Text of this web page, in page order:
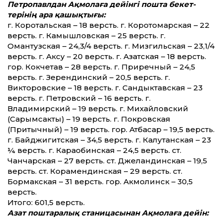
Петропавлдан Ақмолаға де­йінгіпошта бекет­
терінің ара қашықтығы:
г. Коротальская – 18 версть. г. Коротомарская – 22
версть. г. Камышловская – 25 версть. г.
Омантузская – 24,3/4 версть. г. Мизгильская – 23,1/4
версть. г. Аксу – 20 версть. г. Азатская – 18 версть.
гор. Кокчетав – 28 версть. г. Приречный – 24,5
версть. г. Зерендинский – 20,5 версть. г.
Викторовские – 18 версть. г. Сандыктавская – 23
версть. г. Петровский – 16 версть. г.
Владимирский – 19 версть. г. Михайловский
(Сарымсакты) – 19 версть. г. Покровская
(Притычный) – 19 версть. гор. Атбасар – 19,5 версть.
г. Байджигитская – 34,5 версть. г. Калутанская – 23
¼ версть. г. Караобинская – 24,5 версть. ст.
Чанчарская – 27 версть. ст. Джеландинская – 19,5
версть. ст. Корамендинская – 29 версть. ст.
Бормакская – 31 версть. гор. Акмолинск – 30,5
версть.
Итого: 601,5 версть.
Азат поштаралық станицасынан Ақмолаға де­йін: